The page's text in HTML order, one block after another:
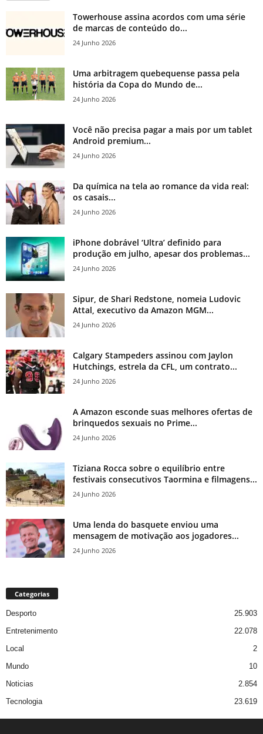
Towerhouse assina acordos com uma série
de marcas de conteúdo do...
24 Junho 2026
Uma arbitragem quebequense passa pela
história da Copa do Mundo de...
24 Junho 2026
Você não precisa pagar a mais por um tablet
Android premium...
24 Junho 2026
Da química na tela ao romance da vida real:
os casais...
24 Junho 2026
iPhone dobrável ‘Ultra’ definido para
produção em julho, apesar dos problemas...
24 Junho 2026
Sipur, de Shari Redstone, nomeia Ludovic
Attal, executivo da Amazon MGM...
24 Junho 2026
Calgary Stampeders assinou com Jaylon
Hutchings, estrela da CFL, um contrato...
24 Junho 2026
A Amazon esconde suas melhores ofertas de
brinquedos sexuais no Prime...
24 Junho 2026
Tiziana Rocca sobre o equilíbrio entre
festivais consecutivos Taormina e filmagens...
24 Junho 2026
Uma lenda do basquete enviou uma
mensagem de motivação aos jogadores...
24 Junho 2026
Categorias
Desporto
25.903
Entretenimento
22.078
Local
2
Mundo
10
Noticias
2.854
Tecnologia
23.619